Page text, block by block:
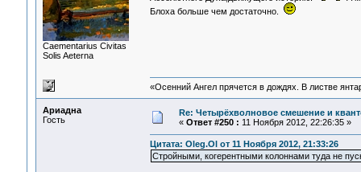
Сaementarius Civitas
Solis Aeterna
Блоха больше чем достаточно.
«Осенний Ангел прячется в дождях. В листве
Ариадна
Гость
Re: Четырёхволновое смешение и
« Ответ #250 : 11 Ноября 2012, 22:26:35 »
Цитата: Oleg.Ol от 11 Ноября 2012, 21:33:26
Стройными, когерентными колоннами туда не